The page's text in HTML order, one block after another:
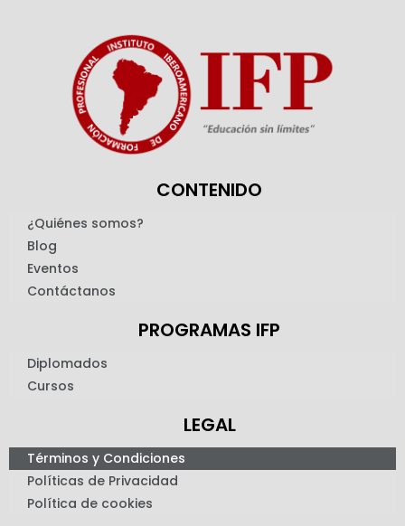
CONTENIDO
¿Quiénes somos?
Blog
Eventos
Contáctanos
PROGRAMAS IFP
Diplomados
Cursos
LEGAL
Términos y Condiciones
Políticas de Privacidad
Política de cookies